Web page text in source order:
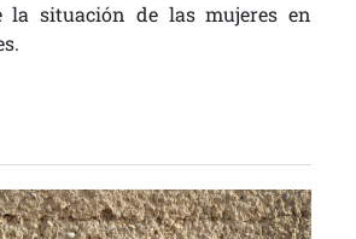
la situación de las mujeres en